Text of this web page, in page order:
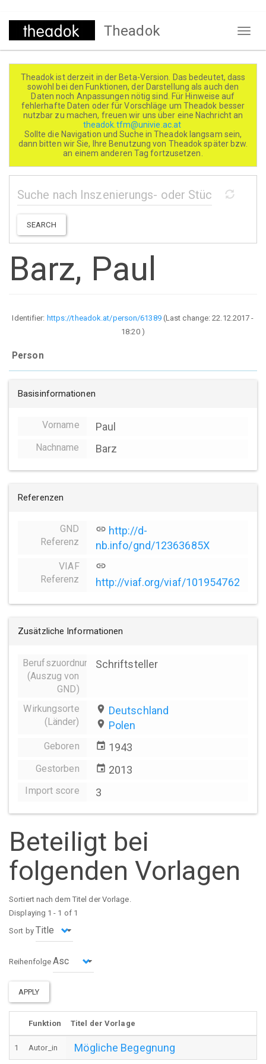
Direkt
Theadok
Theadok ist derzeit in der Beta-Version. Das bedeutet, dass
sowohl bei den Funktionen, der Darstellung als auch den
Daten noch Anpassungen nötig sind. Für Hinweise auf
fehlerhafte Daten oder für Vorschläge um Theadok besser
nutzbar zu machen, freuen wir uns über eine Nachricht an
theadok.tfm@univie.ac.at
Sollte die Navigation und Suche in Theadok langsam sein,
dann bitten wir Sie, Ihre Benutzung von Theadok später bzw.
an einem anderen Tag fortzusetzen.
SEARCH
Barz, Paul
Identifier: https://theadok.at/person/61389(Last change:22.12.2017 -
18:20)
Person
Basisinformationen
Vorname Paul
Nachname Barz
Referenzen
GND
Referenz
link http://d-
nb.info/gnd/12363685X
VIAF
Referenz
link
http://viaf.org/viaf/101954762
Zusätzliche Informationen
Berufszuordnungen
(Auszug von
GND)
Schriftsteller
Wirkungsorte
(Länder)
place Deutschland
place Polen
Geboren event 1943
Gestorben event 2013
Import score 3
Beteiligt bei
folgenden Vorlagen
Sortiert nach dem Titel der Vorlage.
Displaying 1 - 1 of 1
Sort by
Reihenfolge
APPLY
Funktion Titel der Vorlage
1 Autor_in Mögliche Begegnung